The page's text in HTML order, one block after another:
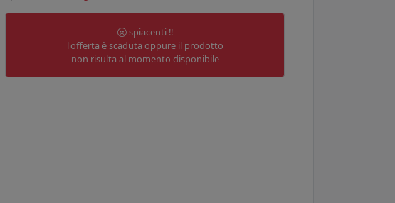
spiacenti !!
l'offerta è scaduta oppure il prodotto
non risulta al momento disponibile